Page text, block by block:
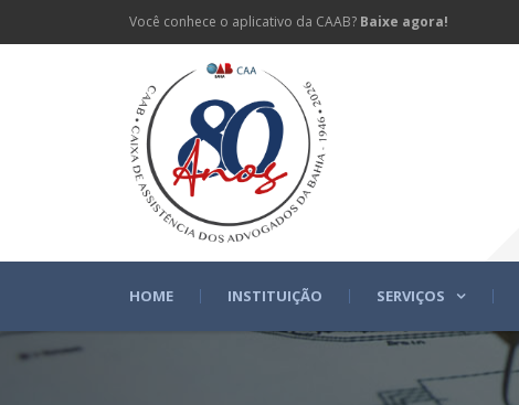
Você conhece o aplicativo da CAAB? Baixe agora!
HOME INSTITUIÇÃO SERVIÇOS